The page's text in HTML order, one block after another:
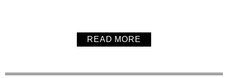
READ MORE